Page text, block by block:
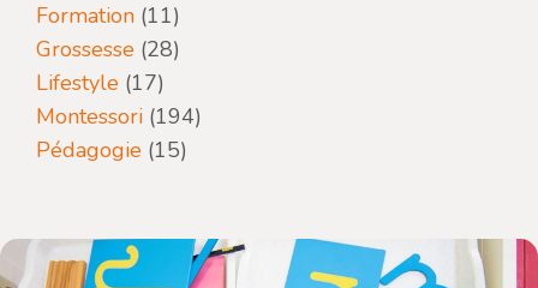
Formation (11)
Grossesse (28)
Lifestyle (17)
Montessori (194)
Pédagogie (15)